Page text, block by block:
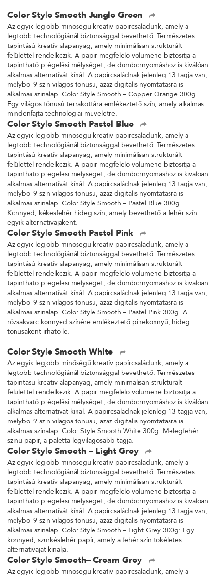
Color Style Smooth Jungle Green
Az egyik legjobb minőségű kreatív papírcsaládunk, amely a
legtöbb technológiánál biztonsággal bevethető. Természetes
tapintású kreatív alapanyag, amely minimálisan strukturált
felülettel rendelkezik. A papír megfelelő volumene biztosítja a
tapintható prégelési mélységet, de dombornyomáshoz is kiválóan
alkalmas alternatívát kínál. A papírcsaládnak jelenleg 13 tagja van,
melyből 9 szín világos tónusú, azaz digitális nyomtatásra is
alkalmas színalap. Color Style Smooth – Copper Orange 300g.
Egy világos tónusú terrakottára emlékeztető szín, amely alkalmas
mindenfajta technológiai műveletre.
Color Style Smooth Pastel Blue
Az egyik legjobb minőségű kreatív papírcsaládunk, amely a
legtöbb technológiánál biztonsággal bevethető. Természetes
tapintású kreatív alapanyag, amely minimálisan strukturált
felülettel rendelkezik. A papír megfelelő volumene biztosítja a
tapintható prégelési mélységet, de dombornyomáshoz is kiválóan
alkalmas alternatívát kínál. A papírcsaládnak jelenleg 13 tagja van,
melyből 9 szín világos tónusú, azaz digitális nyomtatásra is
alkalmas színalap. Color Style Smooth – Pastel Blue 300g.
Könnyed, kékesfehér hideg szín, amely bevethető a fehér szín
egyik alternatívájaként.
Color Style Smooth Pastel Pink
Az egyik legjobb minőségű kreatív papírcsaládunk, amely a
legtöbb technológiánál biztonsággal bevethető. Természetes
tapintású kreatív alapanyag, amely minimálisan strukturált
felülettel rendelkezik. A papír megfelelő volumene biztosítja a
tapintható prégelési mélységet, de dombornyomáshoz is kiválóan
alkalmas alternatívát kínál. A papírcsaládnak jelenleg 13 tagja van,
melyből 9 szín világos tónusú, azaz digitális nyomtatásra is
alkalmas színalap. Color Style Smooth – Pastel Pink 300g. A
rózsakvarc könnyed színére emlékeztető pihekönnyű, hideg
tónusaként írható le.
Color Style Smooth White
Az egyik legjobb minőségű kreatív papírcsaládunk, amely a
legtöbb technológiánál biztonsággal bevethető. Természetes
tapintású kreatív alapanyag, amely minimálisan strukturált
felülettel rendelkezik. A papír megfelelő volumene biztosítja a
tapintható prégelési mélységet, de dombornyomáshoz is kiválóan
alkalmas alternatívát kínál. A papírcsaládnak jelenleg 13 tagja van,
melyből 9 szín világos tónusú, azaz digitális nyomtatásra is
alkalmas színalap. Color Style Smooth White 300g: Melegfehér
színű papír, a paletta legvilágosabb tagja.
Color Style Smooth – Light Grey
Az egyik legjobb minőségű kreatív papírcsaládunk, amely a
legtöbb technológiánál biztonsággal bevethető. Természetes
tapintású kreatív alapanyag, amely minimálisan strukturált
felülettel rendelkezik. A papír megfelelő volumene biztosítja a
tapintható prégelési mélységet, de dombornyomáshoz is kiválóan
alkalmas alternatívát kínál. A papírcsaládnak jelenleg 13 tagja van,
melyből 9 szín világos tónusú, azaz digitális nyomtatásra is
alkalmas színalap. Color Style Smooth – Light Grey 300g: Egy
könnyed, szürkésfehér papír, amely a fehér szín tökéletes
alternatíváját kínálja.
Color Style Smooth– Cream Grey
Az egyik legjobb minőségű kreatív papírcsaládunk, amely a